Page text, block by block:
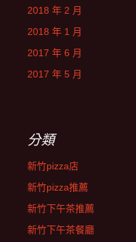
2018 年 2 月
2018 年 1 月
2017 年 6 月
2017 年 5 月
分類
新竹pizza店
新竹pizza推薦
新竹下午茶推薦
新竹下午茶餐廳